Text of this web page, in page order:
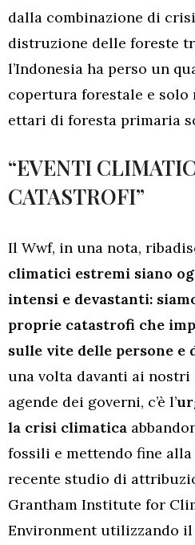
dalla combinazione di
distruzione delle foreste
l’Indonesia ha perso un
copertura forestale e solo
ettari di foresta primaria
“EVENTI
CATASTROFI”
Il Wwf, in una nota,
climatici estremi siano
intensi e devastanti:
proprie catastrofi che
sulle vite delle persone e
una volta davanti ai
agende dei governi, c’è l’
la crisi climatica
fossili e mettendo fine alla
recente studio di
Grantham Institute for
Environment utilizzando